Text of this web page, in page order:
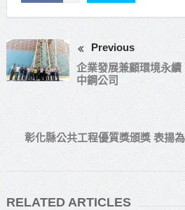
Previous
企業發展兼顧環境永
中鋼公司
彰化縣公共工程優質獎頒獎 表揚
RELATED ARTICLES